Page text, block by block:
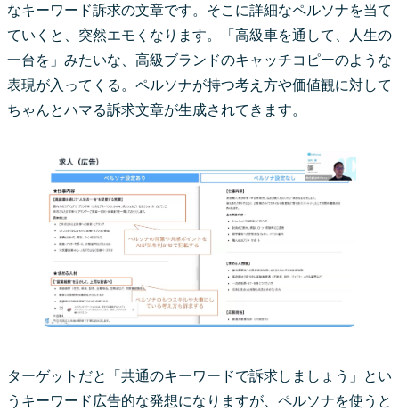
なキーワード訴求の文章です。そこに詳細なペルソナを当て
ていくと、突然エモくなります。「高級車を通して、人生の
一台を」みたいな、高級ブランドのキャッチコピーのような
表現が入ってくる。ペルソナが持つ考え方や価値観に対して
ちゃんとハマる訴求文章が生成されてきます。
ターゲットだと「共通のキーワードで訴求しましょう」とい
うキーワード広告的な発想になりますが、ペルソナを使うと